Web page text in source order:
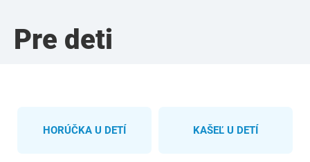
Pre deti
HORÚČKA U DETÍ KAŠEĽ U DETÍ